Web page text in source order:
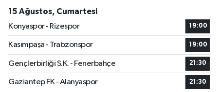
15 Ağustos, Cumartesi
Konyaspor - Rizespor
19:00
Kasımpaşa - Trabzonspor 19:00
Gençlerbirliği S.K. - Fenerbahçe 21:30
Gaziantep FK - Alanyaspor 21:30